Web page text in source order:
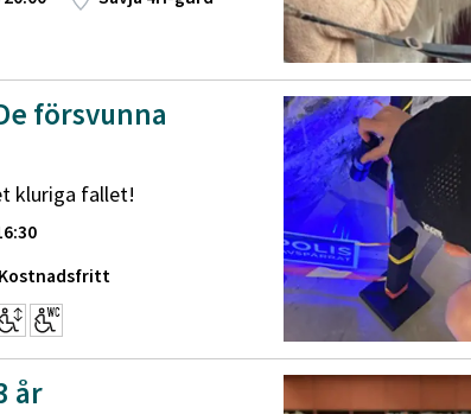
försvunna
kluriga fallet!
Kostnadsfritt
år